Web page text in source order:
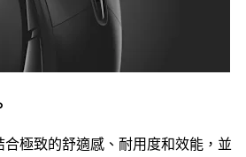
合極致的舒適感、耐用度和效能，並